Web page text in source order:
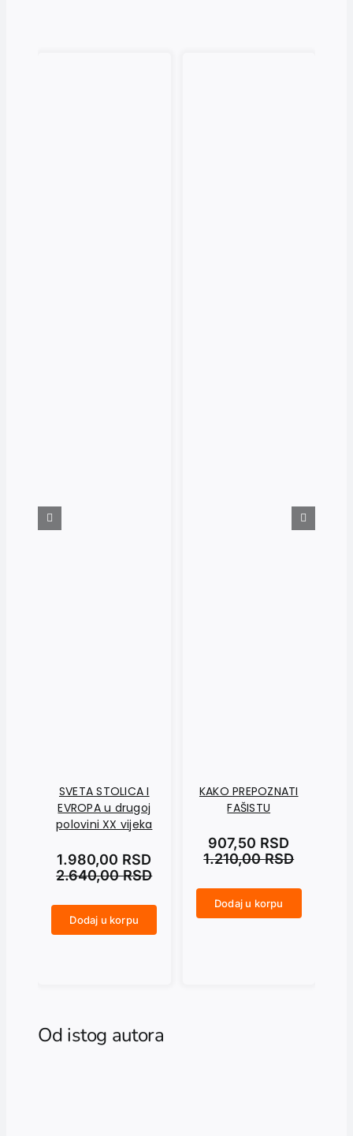
SVETA STOLICA I
EVROPA u drugoj
polovini XX vijeka
2.640,00RSD
1.980,00 RSD
Dodaj u korpu
KAKO PREPOZNATI
FAŠISTU
1.210,00RSD
907,50 RSD
Dodaj u korpu
Od istog autora